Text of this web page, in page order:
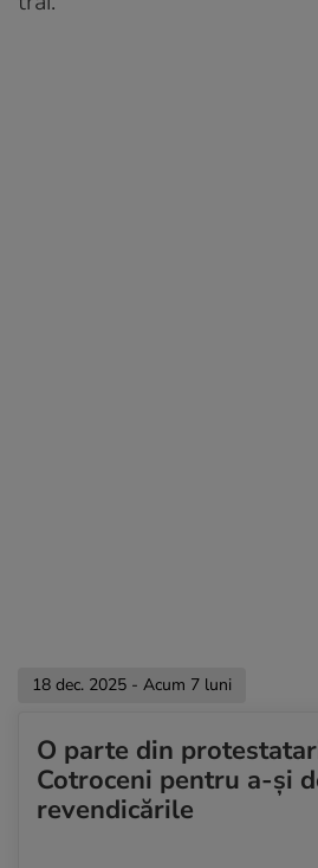
18 dec. 2025 - Acum 7 luni
O parte din
Cotroceni pentru a-și
revendicările